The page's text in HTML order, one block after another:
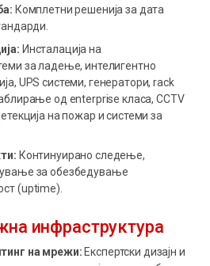
Комплетни решенија за дата
Инсталација на
за ладење, интелигентно
UPS системи, генератори, rack
од enterprise класа, CCTV
на пожар и системи за
Континуирано следење,
за обезбедување
(uptime).
инфраструктура
на мрежи: Експертски дизајн и